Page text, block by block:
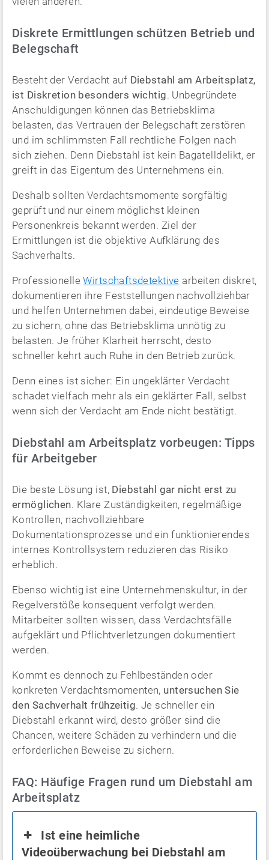
Diskrete Ermittlungen schützen Betrieb und
Belegschaft
Besteht der Verdacht auf Diebstahl am Arbeitsplatz,
ist Diskretion besonders wichtig. Unbegründete
Anschuldigungen können das Betriebsklima
belasten, das Vertrauen der Belegschaft zerstören
und im schlimmsten Fall rechtliche Folgen nach
sich ziehen. Denn Diebstahl ist kein Bagatelldelikt, er
greift in das Eigentum des Unternehmens ein.
Deshalb sollten Verdachtsmomente sorgfältig
geprüft und nur einem möglichst kleinen
Personenkreis bekannt werden. Ziel der
Ermittlungen ist die objektive Aufklärung des
Sachverhalts.
ProfessionelleWirtschaftsdetektive arbeiten diskret,
dokumentieren ihre Feststellungen nachvollziehbar
und helfen Unternehmen dabei, eindeutige Beweise
zu sichern, ohne das Betriebsklima unnötig zu
belasten. Je früher Klarheit herrscht, desto
schneller kehrt auch Ruhe in den Betrieb zurück.
Denn eines ist sicher: Ein ungeklärter Verdacht
schadet vielfach mehr als ein geklärter Fall, selbst
wenn sich der Verdacht am Ende nicht bestätigt.
Diebstahl am Arbeitsplatz vorbeugen: Tipps
für Arbeitgeber
Die beste Lösung ist, Diebstahl gar nicht erst zu
ermöglichen. Klare Zuständigkeiten, regelmäßige
Kontrollen, nachvollziehbare
Dokumentationsprozesse und ein funktionierendes
internes Kontrollsystem reduzieren das Risiko
erheblich.
Ebenso wichtig ist eine Unternehmenskultur, in der
Regelverstöße konsequent verfolgt werden.
Mitarbeiter sollten wissen, dass Verdachtsfälle
aufgeklärt und Pflichtverletzungen dokumentiert
werden.
Kommt es dennoch zu Fehlbeständen oder
konkreten Verdachtsmomenten, untersuchen Sie
den Sachverhalt frühzeitig. Je schneller ein
Diebstahl erkannt wird, desto größer sind die
Chancen, weitere Schäden zu verhindern und die
erforderlichen Beweise zu sichern.
FAQ: Häufige Fragen rund um Diebstahl am
Arbeitsplatz
Ist eine heimliche
Videoüberwachung bei Diebstahl am